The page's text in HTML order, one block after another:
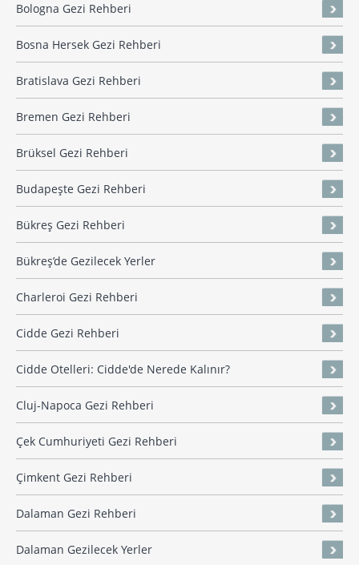
Bologna Gezi Rehberi
Bosna Hersek Gezi Rehberi
Bratislava Gezi Rehberi
Bremen Gezi Rehberi
Brüksel Gezi Rehberi
Budapeşte Gezi Rehberi
Bükreş Gezi Rehberi
Bükreş’de Gezilecek Yerler
Charleroi Gezi Rehberi
Cidde Gezi Rehberi
Cidde Otelleri: Cidde'de Nerede Kalınır?
Cluj-Napoca Gezi Rehberi
Çek Cumhuriyeti Gezi Rehberi
Çimkent Gezi Rehberi
Dalaman Gezi Rehberi
Dalaman Gezilecek Yerler